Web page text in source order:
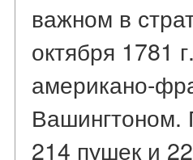
важном в
октября 1781
американо-
Вашингтоном.
214 пушек и